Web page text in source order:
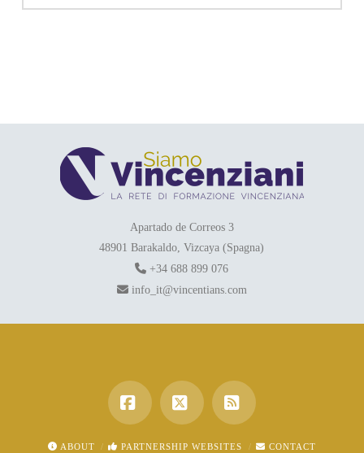
Apartado de Correos 3
48901 Barakaldo, Vizcaya (Spagna)
+34 688 899 076
info_it@vincentians.com
Facebook
X RSS
ABOUT PARTNERSHIP WEBSITES
CONTACT